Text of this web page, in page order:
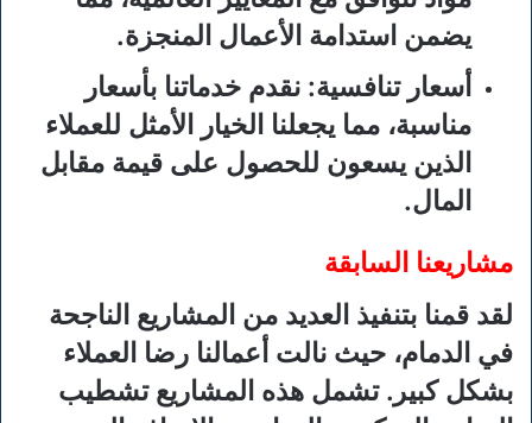
يضمن استدامة الأعمال المنجزة.
أسعار تنافسية: نقدم خدماتنا بأسعار
مناسبة، مما يجعلنا الخيار الأمثل للعملاء
الذين يسعون للحصول على قيمة مقابل
المال.
مشاريعنا السابقة
لقد قمنا بتنفيذ العديد من المشاريع الناجحة
في الدمام، حيث نالت أعمالنا رضا العملاء
بشكل كبير. تشمل هذه المشاريع تشطيب